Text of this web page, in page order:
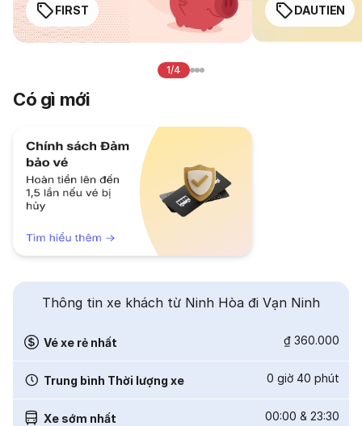
FIRST DAUTIEN
1/4
Có gì mới
Thông tin xe khách từ Ninh Hòa đi Vạn Ninh
Vé xe rẻ nhất ₫ 360.000
Trung bình Thời lượng xe 0 giờ 40 phút
Xe sớm nhất 00:00 & 23:30